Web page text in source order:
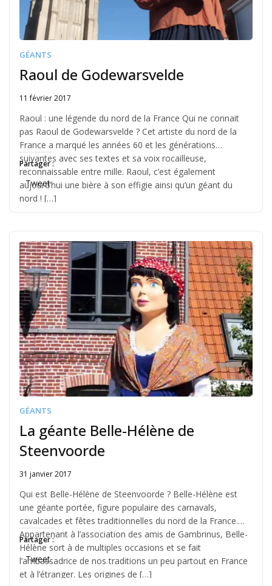
GÉANTS
Raoul de Godewarsvelde
Written
Jérémie
11 février 2017
Raoul : une légende du nord de la France Qui ne connait
pas Raoul de Godewarsvelde ? Cet artiste du nord de la
France a marqué les années 60 et les générations
suivantes avec ses textes et sa voix rocailleuse,
reconnaissable entre mille. Raoul, c’est également
aujourd’hui une bière à son effigie ainsi qu’un géant du
nord ! […]
Partager :
Tweet
GÉANTS
La géante Belle-Hélène de
Steenvoorde
Written
Jérémie
31 janvier 2017
Qui est Belle-Hélène de Steenvoorde ? Belle-Hélène est
une géante portée, figure populaire des carnavals,
cavalcades et fêtes traditionnelles du nord de la France.
Appartenant à l’association des amis de Gambrinus, Belle-
Hélène sort à de multiples occasions et se fait
l’ambassadrice de nos traditions un peu partout en France
et à l’étranger. Les origines de […]
Partager :
Tweet